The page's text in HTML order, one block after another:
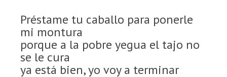
Préstame tu caballo para ponerle
mi montura
porque a la pobre yegua el tajo no
se le cura
ya está bien, yo voy a terminar